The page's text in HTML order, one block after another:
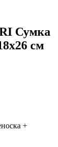
Сумка
см
+